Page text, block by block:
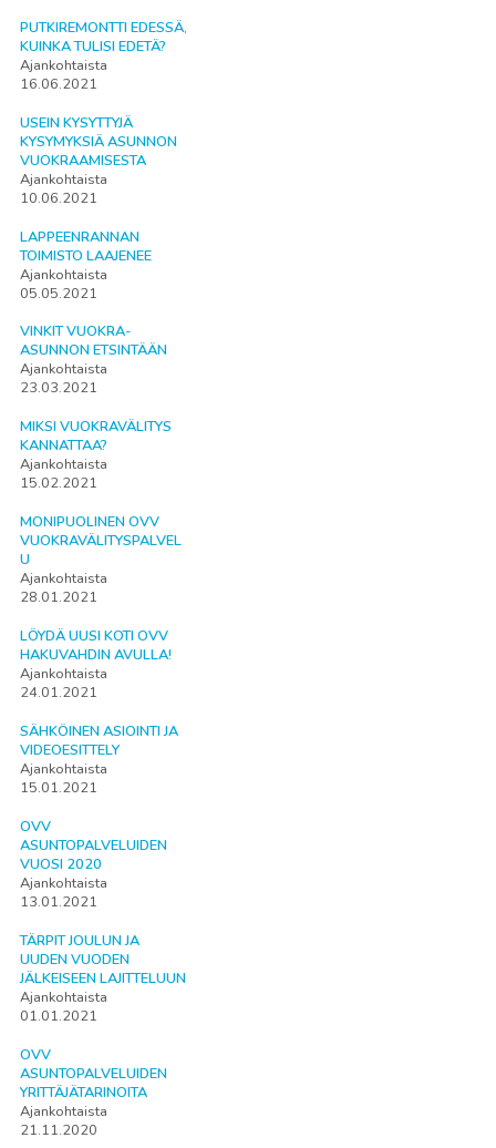
PUTKIREMONTTI EDESSÄ,
KUINKA TULISI EDETÄ?
Ajankohtaista
16.06.2021
USEIN KYSYTTYJÄ
KYSYMYKSIÄ ASUNNON
VUOKRAAMISESTA
Ajankohtaista
10.06.2021
LAPPEENRANNAN
TOIMISTO LAAJENEE
Ajankohtaista
05.05.2021
VINKIT VUOKRA-
ASUNNON ETSINTÄÄN
Ajankohtaista
23.03.2021
MIKSI VUOKRAVÄLITYS
KANNATTAA?
Ajankohtaista
15.02.2021
MONIPUOLINEN OVV
VUOKRAVÄLITYSPALVEL
U
Ajankohtaista
28.01.2021
LÖYDÄ UUSI KOTI OVV
HAKUVAHDIN AVULLA!
Ajankohtaista
24.01.2021
SÄHKÖINEN ASIOINTI JA
VIDEOESITTELY
Ajankohtaista
15.01.2021
OVV
ASUNTOPALVELUIDEN
VUOSI 2020
Ajankohtaista
13.01.2021
TÄRPIT JOULUN JA
UUDEN VUODEN
JÄLKEISEEN LAJITTELUUN
Ajankohtaista
01.01.2021
OVV
ASUNTOPALVELUIDEN
YRITTÄJÄTARINOITA
Ajankohtaista
21.11.2020